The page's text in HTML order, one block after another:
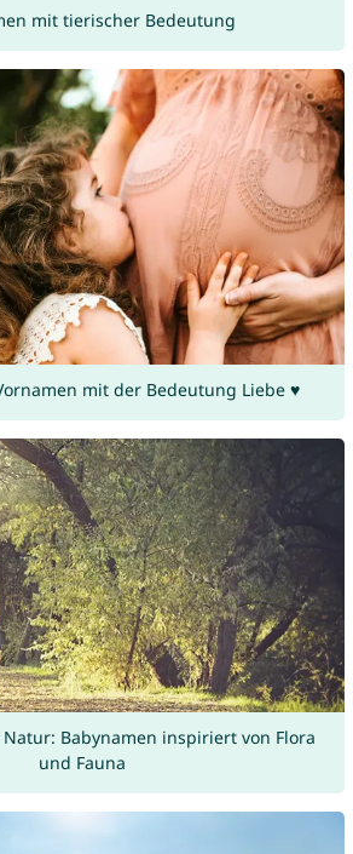
mit tierischer Bedeutung
mit der Bedeutung Liebe ♥
Babynamen inspiriert von Flora
und Fauna